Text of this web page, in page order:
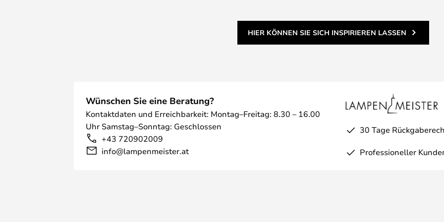
HIER KÖNNEN SIE SICH INSPIRIEREN LASSEN
Wünschen Sie eine Beratung?
Kontaktdaten und Erreichbarkeit: Montag–Freitag: 8.30 – 16.00
Uhr Samstag–Sonntag: Geschlossen
+43 720902009
info@lampenmeister.at
30 Tage
Professioneller